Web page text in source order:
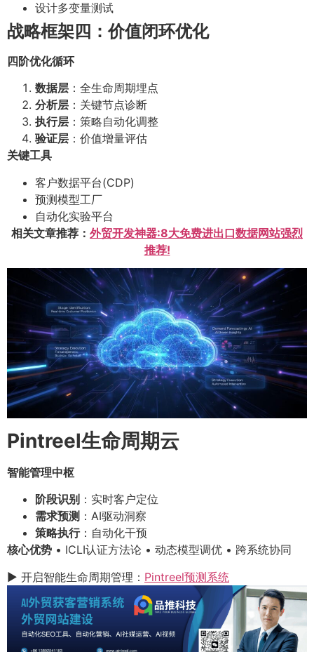
设计多变量测试
战略框架四：价值闭环优化
四阶优化循环
数据层 ：全生命周期埋点
分析层 ：关键节点诊断
执行层 ：策略自动化调整
验证层 ：价值增量评估
关键工具
客户数据平台(CDP)
预测模型工厂
自动化实验平台
相关文章推荐： 外贸开发神器:8大免费进出口数据网站强烈
推荐!
Pintreel生命周期云
智能管理中枢
阶段识别 ：实时客户定位
需求预测 ：AI驱动洞察
策略执行：自动化干预
核心优势 • ICLI认证方法论 • 动态模型调优 • 跨系统协同
▶ 开启智能生命周期管理： Pintreel预测系统